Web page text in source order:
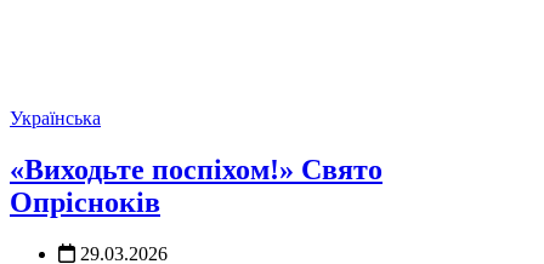
Українська
«Виходьте поспіхом!» Свято
Опрісноків
29.03.2026